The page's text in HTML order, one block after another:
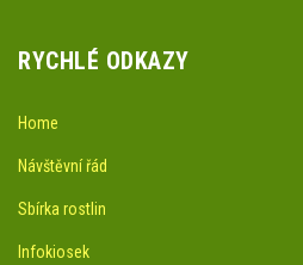
RYCHLÉ ODKAZY
Home
Návštěvní řád
Sbírka rostlin
Infokiosek